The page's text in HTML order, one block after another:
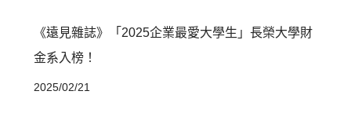
《遠見雜誌》「2025企業最愛大學生」長榮大學財
金系入榜！
2025/02/21